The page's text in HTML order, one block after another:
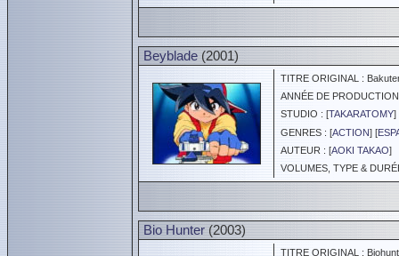
Beyblade (2001)
TITRE ORIGINAL :
ANNÉE DE
STUDIO : [TAKARATOMY]
GENRES : [ACTION] [
AUTEUR : [AOKI TAKAO]
VOLUMES, TYPE &
Bio Hunter (2003)
TITRE ORIGINAL :